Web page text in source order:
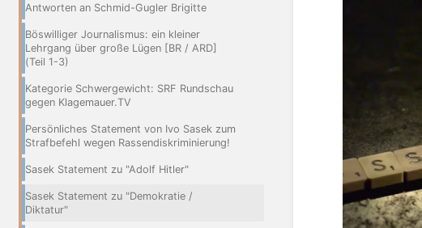
Antworten an Schmid-Gugler Brigitte
Böswilliger Journalismus: ein kleiner
Lehrgang über große Lügen [BR / ARD]
(Teil 1-3)
Kategorie Schwergewicht: SRF Rundschau
gegen Klagemauer.TV
Persönliches Statement von Ivo Sasek zum
Strafbefehl wegen Rassendiskriminierung!
Sasek Statement zu "Adolf Hitler"
Sasek Statement zu "Demokratie /
Diktatur"